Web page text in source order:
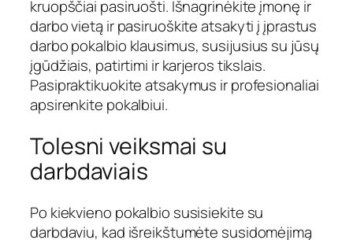
kruopščiai pasiruošti. Išnagrinėkite įmonę ir
darbo vietą ir pasiruoškite atsakyti į įprastus
darbo pokalbio klausimus, susijusius su jūsų
įgūdžiais, patirtimi ir karjeros tikslais.
Pasipraktikuokite atsakymus ir profesionaliai
apsirenkite pokalbiui.
Tolesni veiksmai su
darbdaviais
Po kiekvieno pokalbio susisiekite su
darbdaviu, kad išreikštumėte susidomėjimą